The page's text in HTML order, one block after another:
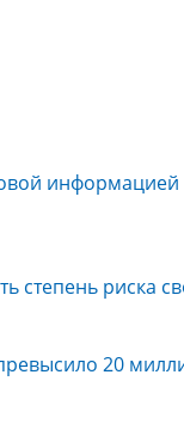
информацией
степень риска
20